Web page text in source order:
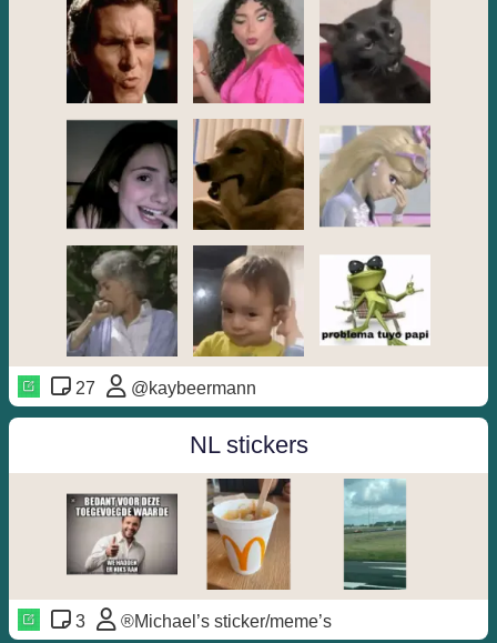
27 @kaybeermann
NL stickers
3 ®️Michael’s sticker/meme’s